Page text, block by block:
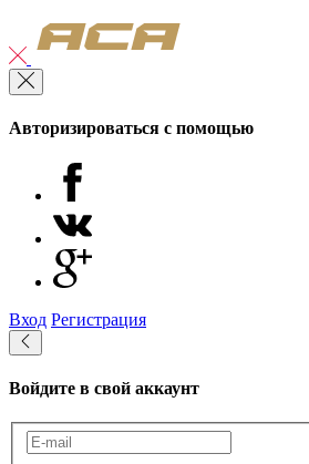
Авторизироваться с помощью
Вход Регистрация
Войдите в свой аккаунт